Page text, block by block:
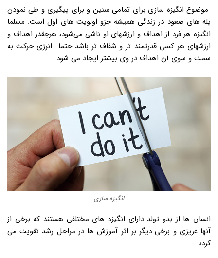
موضوع انگیزه سازی برای تمامی سنین و برای پیگیری و طی نمودن
پله های صعود در زندگی همیشه جزو اولویت های اول است. مسلما
انگیزه هر فرد از اهداف و ارزشهای او ناشی می‌شود، هرچقدر اهداف و
ارزشهای هر کسی قدرتمند تر و شفاف تر باشد حتما انرژی حرکت به
سمت و سوی آن اهداف در وی بیشتر ایجاد می شود .
انگیزه سازی
انسان ها از بدو تولد دارای انگیزه های مختلفی هستند که برخی از
آنها غریزی و برخی دیگر بر اثر آموزش ها در مراحل رشد تقویت می
گردد .